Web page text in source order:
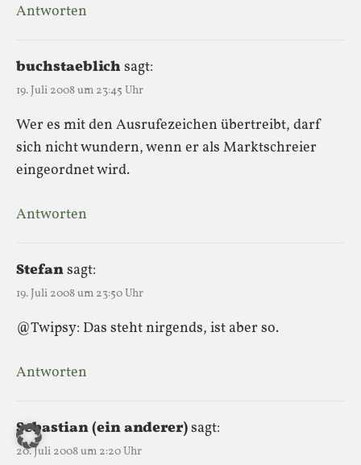
Antworten
buchstaeblich sagt:
19. Juli 2008 um 23:45 Uhr
Wer es mit den Ausrufezeichen übertreibt, darf
sich nicht wundern, wenn er als Marktschreier
eingeordnet wird.
Antworten
Stefansagt:
19. Juli 2008 um 23:50 Uhr
@Twipsy: Das steht nirgends, ist aber so.
Antworten
Sebastian (ein anderer)sagt:
20. Juli 2008 um 2:20 Uhr